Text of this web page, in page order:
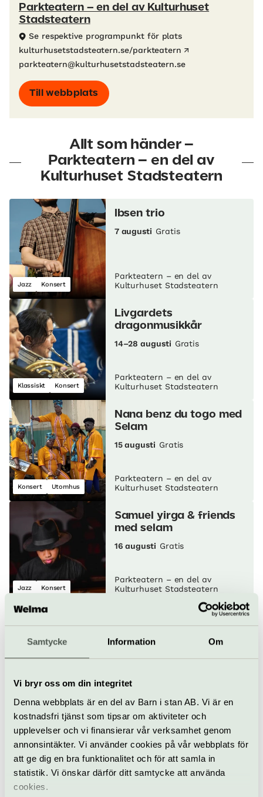
Samtycke Information Om
Vi bryr oss om din integritet
Denna webbplats är en del av Barn i stan AB. Vi är en
kostnadsfri tjänst som tipsar om aktiviteter och
upplevelser och vi finansierar vår verksamhet genom
annonsintäkter. Vi använder cookies på vår webbplats för
att ge dig en bra funktionalitet och för att samla in
statistik. Vi önskar därför ditt samtycke att använda
cookies.
Parkteatern – en del av Kulturhuset
Stadsteatern
Se respektive programpunkt för plats
kulturhusetstadsteatern.se/parkteatern
parkteatern@kulturhusetstadsteatern.se
Till webbplats
Allt som händer –
Parkteatern – en del av
Kulturhuset Stadsteatern
Jazz Konsert
Ibsen trio
7 augusti Gratis
Parkteatern – en del av
Kulturhuset Stadsteatern
Klassiskt Konsert
Livgardets
dragonmusikkår
14–28 augusti Gratis
Parkteatern – en del av
Kulturhuset Stadsteatern
Konsert Utomhus
Nana benz du togo med
Selam
15 augusti Gratis
Parkteatern – en del av
Kulturhuset Stadsteatern
Jazz Konsert
Samuel yirga & friends
med selam
16 augusti Gratis
Parkteatern – en del av
Kulturhuset Stadsteatern
Teater Utomhus
Parkteatern – en del av
Kulturhuset Stadsteatern
Modern dans
K-POP RANDOM DANCE
20 augusti Gratis
Parkteatern – en del av